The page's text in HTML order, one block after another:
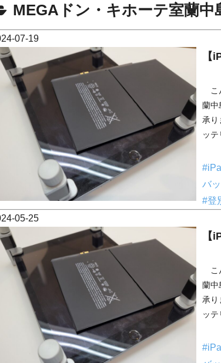
MEGAドン・キホーテ室蘭
07-19
【
こ
蘭中
承
ッ
バ
#登
05-25
【
こ
蘭中
承
ッ